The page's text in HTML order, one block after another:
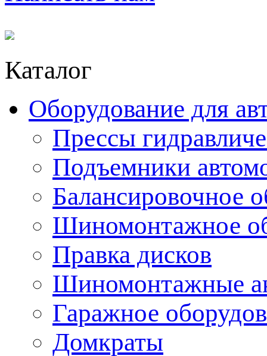
Каталог
Оборудование для
Прессы
Подъемники
Балансировочное
Шиномонтажное
Правка дисков
Шиномонтажные
Гаражное
Домкраты